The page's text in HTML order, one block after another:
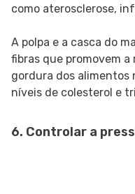
como aterosclerose,
A polpa e a casca do
fibras que promovem
gordura dos alimentos
níveis de colesterol e
6. Controlar a